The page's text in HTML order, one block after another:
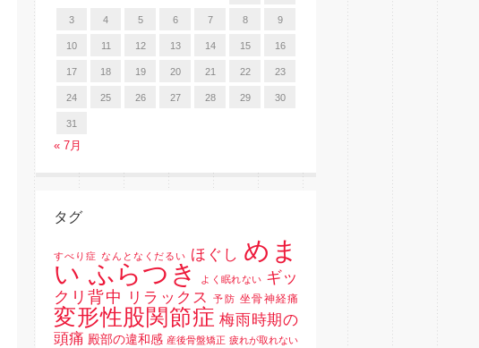
3 4 5 6 7 8 9
10 11 12 13 14 15 16
17 18 19 20 21 22 23
24 25 26 27 28 29 30
31
« 7月
タグ
すべり症 なんとなくだるい ほぐし めま
い ふらつき
よく眠れない ギッ
クリ背中
リラックス 予防 坐骨神経痛
変形性股関節症 梅雨時期の
頭痛 殿部の違和感 産後骨盤矯正 疲れが取れない